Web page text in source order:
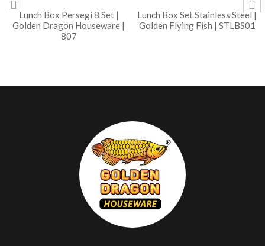
Lunch Box Persegi 8 Set |
Golden Dragon Houseware |
807
Lunch Box Set Stainless Steel |
Golden Flying Fish | STLBS01